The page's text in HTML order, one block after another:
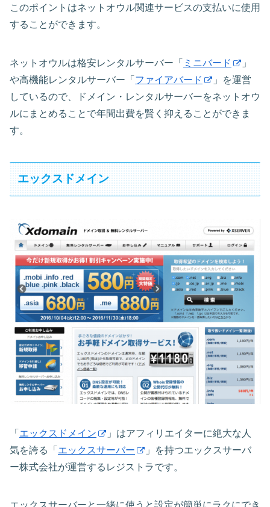
このポイントはネットオウル関連サービスの支払いに使用
することができます。
ネットオウルは格安レンタルサーバー「 ミニバード
」
や高機能レンタルサーバー「 ファイアバード
」を運営
しているので、ドメイン・レンタルサーバーをネットオウ
ルにまとめることで年間出費を賢く抑えることができま
す。
エックスドメイン
「 エックスドメイン
」はアフィリエイターに絶大な人
気を誇る「 エックスサーバー
」を持つエックスサーバ
ー株式会社が運営するレジストラです。
エックスサーバーと一緒に使うと設定が簡単にラクにでき